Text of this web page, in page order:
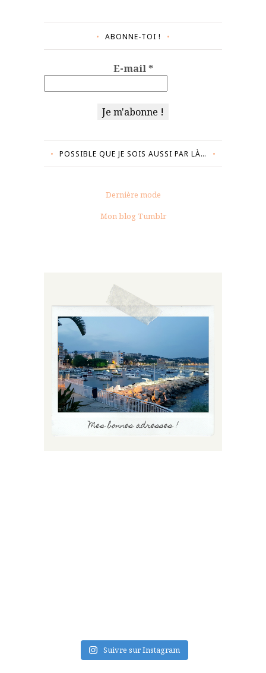
ABONNE-TOI !
E-mail*
POSSIBLE QUE JE SOIS AUSSI PAR LÀ…
Dernière mode
Mon blog Tumblr
Suivre sur Instagram